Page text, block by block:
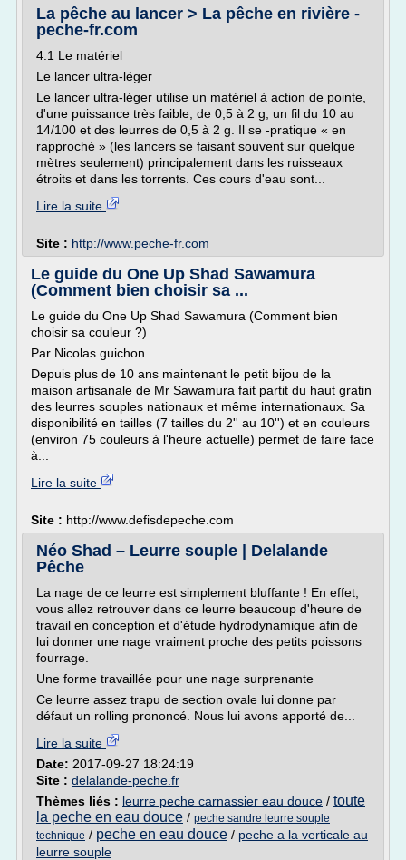
La pêche au lancer > La pêche en rivière -
peche-fr.com
4.1 Le matériel
Le lancer ultra-léger
Le lancer ultra-léger utilise un matériel à action de pointe,
d'une puissance très faible, de 0,5 à 2 g, un fil du 10 au
14/100 et des leurres de 0,5 à 2 g. Il se -pratique « en
rapproché » (les lancers se faisant souvent sur quelque
mètres seulement) principalement dans les ruisseaux
étroits et dans les torrents. Ces cours d'eau sont...
Lire la suite
Site : http://www.peche-fr.com
Le guide du One Up Shad Sawamura
(Comment bien choisir sa ...
Le guide du One Up Shad Sawamura (Comment bien
choisir sa couleur ?)
Par Nicolas guichon
Depuis plus de 10 ans maintenant le petit bijou de la
maison artisanale de Mr Sawamura fait partit du haut gratin
des leurres souples nationaux et même internationaux. Sa
disponibilité en tailles (7 tailles du 2'' au 10'') et en couleurs
(environ 75 couleurs à l'heure actuelle) permet de faire face
à...
Lire la suite
Site : http://www.defisdepeche.com
Néo Shad – Leurre souple | Delalande
Pêche
La nage de ce leurre est simplement bluffante ! En effet,
vous allez retrouver dans ce leurre beaucoup d'heure de
travail en conception et d'étude hydrodynamique afin de
lui donner une nage vraiment proche des petits poissons
fourrage.
Une forme travaillée pour une nage surprenante
Ce leurre assez trapu de section ovale lui donne par
défaut un rolling prononcé. Nous lui avons apporté de...
Lire la suite
Date: 2017-09-27 18:24:19
Site : delalande-peche.fr
Thèmes liés : leurre peche carnassier eau douce / toute
la peche en eau douce / peche sandre leurre souple
technique / peche en eau douce / peche a la verticale au
leurre souple